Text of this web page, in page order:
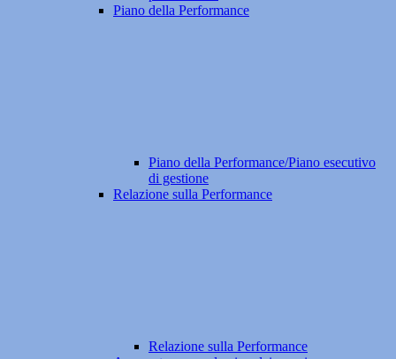
Piano della Performance
Piano della Performance/Piano esecutivo
di gestione
Relazione sulla Performance
Relazione sulla Performance